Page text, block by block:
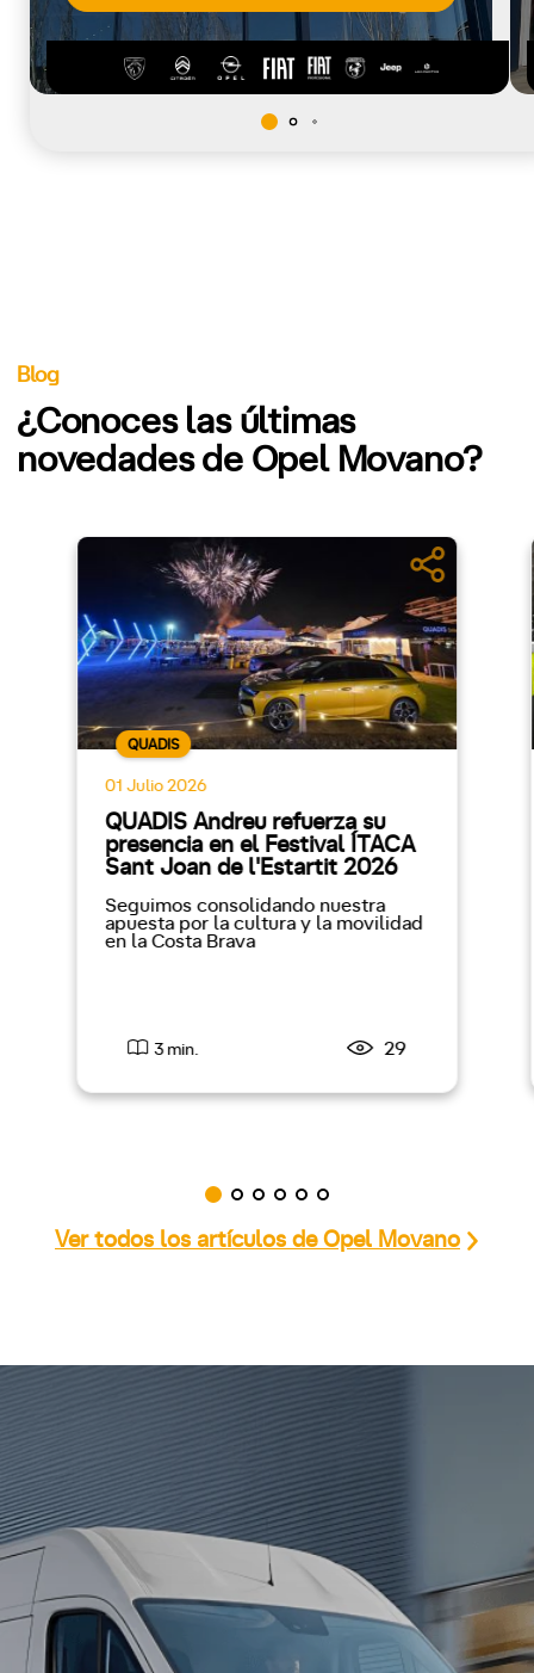
Blog
¿Conoces las últimas
novedades de Opel Movano?
QUADIS
01 Julio 2026
QUADIS Andreu refuerza su
presencia en el Festival ÍTACA
Sant Joan de l'Estartit 2026
Seguimos consolidando nuestra
apuesta por la cultura y la movilidad
en la Costa Brava
3 min. 29
Ver todos los artículos de Opel Movano